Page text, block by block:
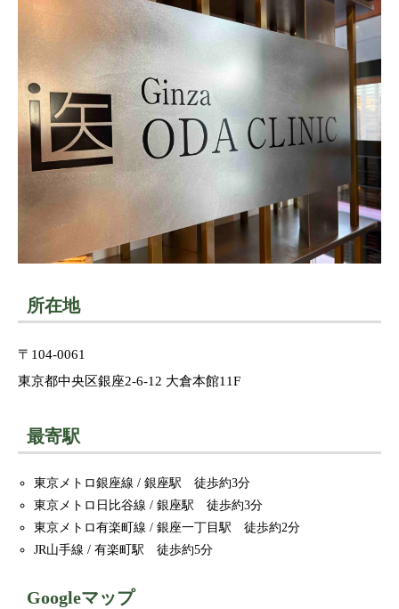
所在地
〒104-0061
東京都中央区銀座2-6-12 大倉本館11F
最寄駅
東京メトロ銀座線 / 銀座駅 徒歩約3分
東京メトロ日比谷線 / 銀座駅 徒歩約3分
東京メトロ有楽町線 / 銀座一丁目駅 徒歩約2分
JR山手線 / 有楽町駅 徒歩約5分
Googleマップ